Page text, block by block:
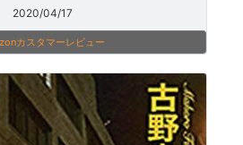
2020/04/17
カスタマーレビュー